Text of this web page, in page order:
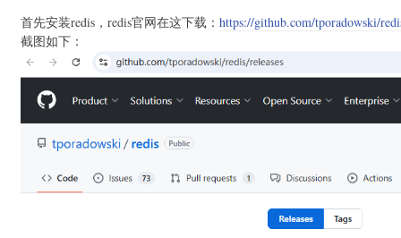
首先安装redis，redis官网在这下载：https://github.com/tporadowski/
截图如下：